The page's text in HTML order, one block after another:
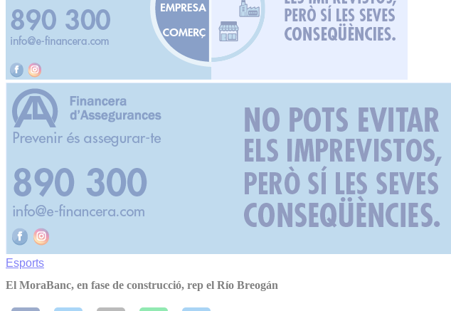
Esports
El MoraBanc, en fase de construcció, rep el Río Breogán